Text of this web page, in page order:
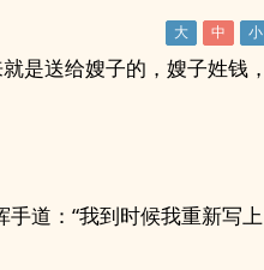
是送给嫂子的，嫂子姓钱，
手道：“我到时候我重新写上